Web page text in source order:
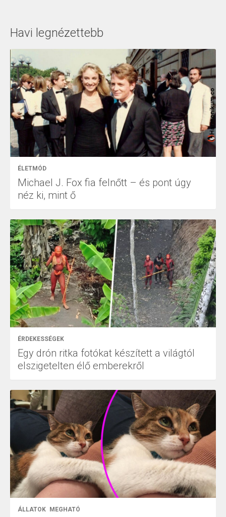
Havi legnézettebb
ÉLETMÓD
Michael J. Fox fia felnőtt – és pont úgy
néz ki, mint ő
ÉRDEKESSÉGEK
Egy drón ritka fotókat készített a világtól
elszigetelten élő emberekről
ÁLLATOK MEGHATÓ